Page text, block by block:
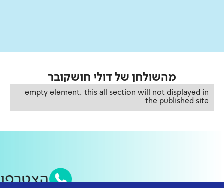
מהשולחן שלדולי חושקובר
empty element, this all section will not displayed in
the published site